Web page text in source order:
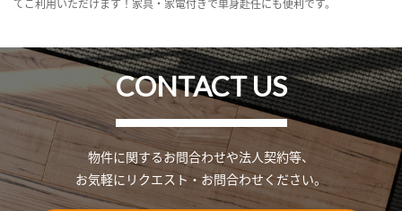
CONTACT US
物件に関するお問合わせや法人契約等、
お気軽にリクエスト・お問合わせください。